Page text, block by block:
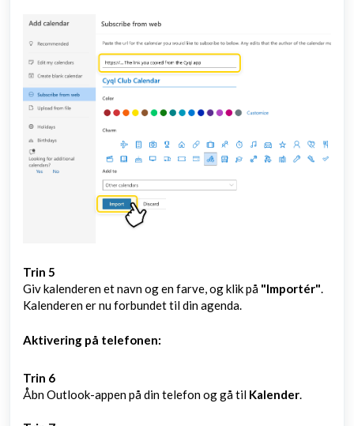
Trin 5
Giv kalenderen et navn og en farve, og klik på "Importér"
Kalenderen er nu forbundet til din agenda.
Aktivering på telefonen:
Trin 6
Åbn Outlook-appen på din telefon og gå til Kalender